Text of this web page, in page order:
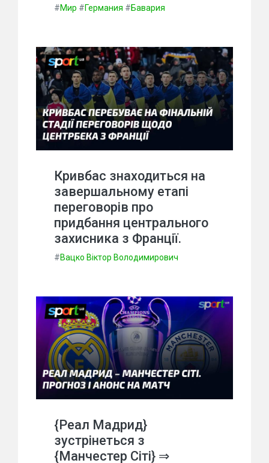
#Мир #Германия #Бавария
Кривбас знаходиться на
завершальному етапі
переговорів про
придбання центрального
захисника з Франції.
#Вацко Віктор Володимирович
{Реал Мадрид}
зустрінеться з
{Манчестер Сіті} ⇒